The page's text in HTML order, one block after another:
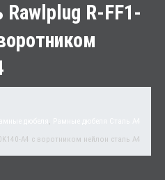
R-FF1-
,
A4 с воротником нейлон сталь A4